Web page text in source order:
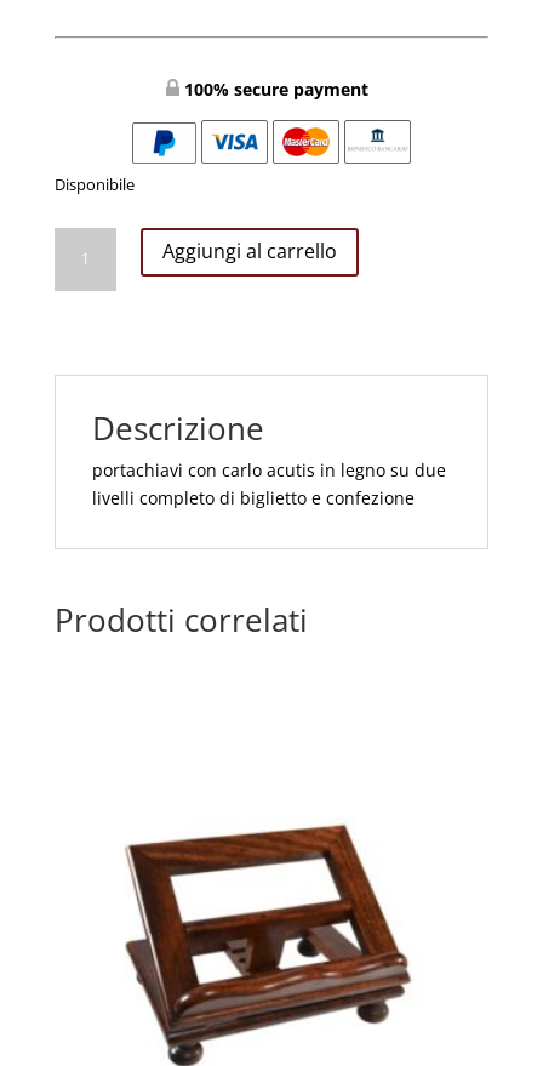
100% secure payment
Disponibile
CON
CARLO
Aggiungi al carrello
Descrizione
portachiavi con carlo acutis in legno su due
livelli completo di biglietto e confezione
Prodotti correlati